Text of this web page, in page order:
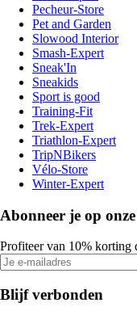
Pecheur-Store
Pet and Garden
Slowood Interior
Smash-Expert
Sneak'In
Sneakids
Sport is good
Training-Fit
Trek-Expert
Triathlon-Expert
TripNBikers
Vélo-Store
Winter-Expert
Abonneer je op
Profiteer van 10% korting
Blijf verbonden